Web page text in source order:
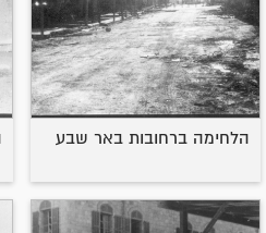
הלחימה ברחובות באר שבע